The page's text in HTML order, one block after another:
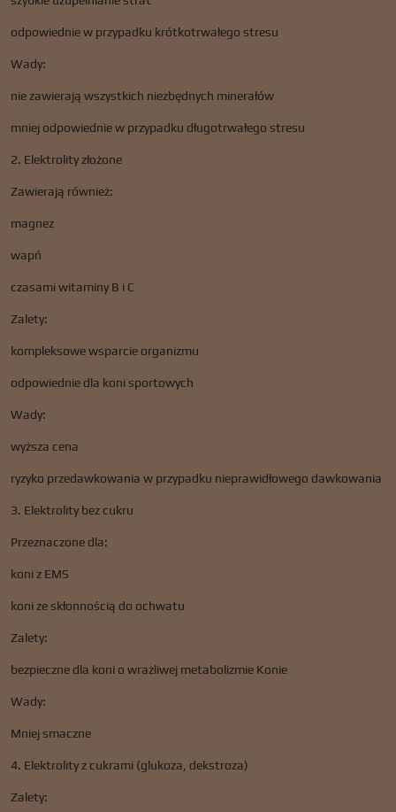
odpowiednie w przypadku krótkotrwałego stresu
Wady:
nie zawierają wszystkich niezbędnych minerałów
mniej odpowiednie w przypadku długotrwałego stresu
2. Elektrolity złożone
Zawierają również:
magnez
wapń
czasami witaminy B i C
Zalety:
kompleksowe wsparcie organizmu
odpowiednie dla koni sportowych
Wady:
wyższa cena
ryzyko przedawkowania w przypadku nieprawidłowego dawkowania
3. Elektrolity bez cukru
Przeznaczone dla:
koni z EMS
koni ze skłonnością do ochwatu
Zalety:
bezpieczne dla koni o wrażliwej metabolizmie Konie
Wady:
Mniej smaczne
4. Elektrolity z cukrami (glukoza, dekstroza)
Zalety: